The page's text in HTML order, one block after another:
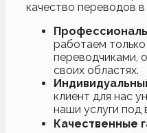
качество переводов
работаем
переводчиками,
своих областях.
клиент для нас
наши услуги под
Качественные